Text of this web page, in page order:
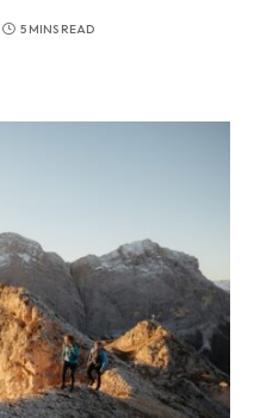
5 MINS READ